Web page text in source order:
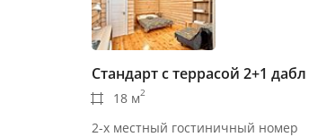
Стандарт с террасой 2+1 дабл
18 м2
2-х местный гостиничный номер